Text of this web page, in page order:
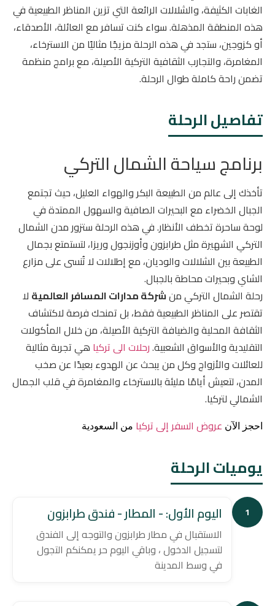
الغابات الكثيفة، والشلالات الرائعة التي تزين المناظر الطبيعية في
هذه المنطقة المذهلة. سواء كنت تسافر مع العائلة، الأصدقاء،
أو كزوجين، ستجد في هذه الرحلة مزيجًا مثاليًا من الاسترخاء،
المغامرة، والتجارب الثقافية التركية الأصيلة، مع برامج منظمة
تضمن راحة كاملة طوال الرحلة.
تفاصيل الرحلة
برنامج سياحة الشمال التركي
تأخذك إلى عالم من الطبيعة البكر والهواء العليل، حيث تجتمع
الجبال الخضراء مع البحيرات الصافية والسهول الممتدة في
لوحة ساحرة تخطف الأنظار. في هذه الرحلة ستزور مدن الشمال
التركي الشهيرة مثل طرابزون وأوزنجول وريزا، لتستمتع بجمال
الطبيعة بين الشلالات والوديان، مع إطلالات لا تُنسى على مزارع
الشاي وبحيرات محاطة بالجبال.
رحلة الشمال التركي منشركة مدارات المسافر العالمية لا
تقتصر على المناظر الطبيعية فقط، بل تمنحك فرصة لاكتشاف
الثقافة المحلية والضيافة التركية الأصيلة، من خلال المأكولات
التقليدية والأسواق الشعبية.رحلات الى تركيا هي تجربة مثالية
للعائلات والأزواج وكل من يبحث عن الهدوء بعيدًا عن صخب
المدن، لتعيش أيامًا مليئة بالاسترخاء والمغامرة في قلب الجمال
الشمالي لتركيا.
احجز الآن عروض السفر إلى تركيا من السعودية
يوميات الرحلة
1 اليوم الأول: - المطار - فندق طرابزون
الاستقبال في مطار طرابزون والتوجه إلى الفندق
لتسجيل الدخول ، وباقي اليوم حر يمكنكم التجول
في وسط المدينة